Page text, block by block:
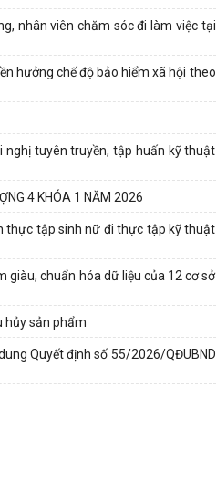
nhân viên chăm sóc đi làm việc tại
hưởng chế độ bảo hiểm xã hội theo
nghị tuyên truyền, tập huấn kỹ thuật
4 KHÓA 1 NĂM 2026
thực tập sinh nữ đi thực tập kỹ thuật
giàu, chuẩn hóa dữ liệu của 12 cơ sở
hủy sản phẩm
Quyết định số 55/2026/QĐUBND